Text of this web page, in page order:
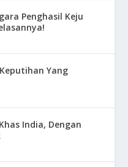
Penghasil Keju
Yang
India, Dengan